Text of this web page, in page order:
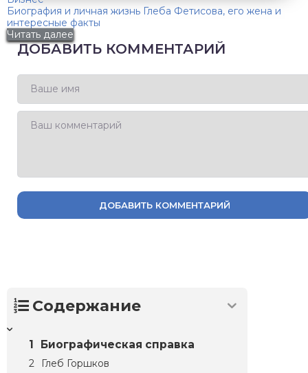
Биография и личная жизнь Глеба Фетисова, его жена и
интересные факты
Читать далее
ДОБАВИТЬ КОММЕНТАРИЙ
ДОБАВИТЬ КОММЕНТАРИЙ
Содержание
Биографическая справка
Глеб Горшков